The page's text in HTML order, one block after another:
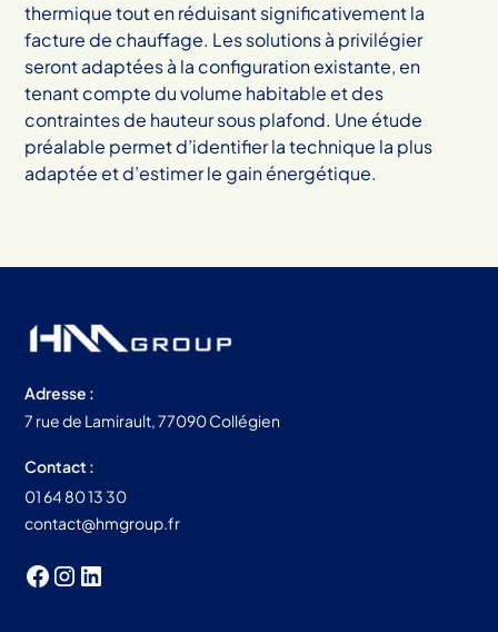
thermique tout en réduisant significativement la
facture de chauffage. Les solutions à privilégier
seront adaptées à la configuration existante, en
tenant compte du volume habitable et des
contraintes de hauteur sous plafond. Une étude
préalable permet d’identifier la technique la plus
adaptée et d’estimer le gain énergétique.
Adresse :
7 rue de Lamirault, 77090 Collégien
Contact :
01 64 80 13 30
contact@hmgroup.fr